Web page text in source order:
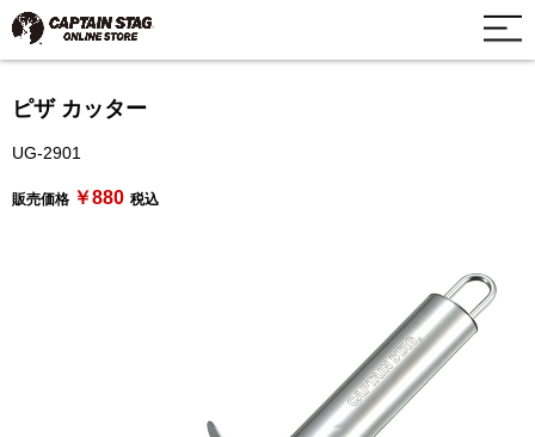
ピザ カッター
UG-2901
販売価格 ￥880 税込